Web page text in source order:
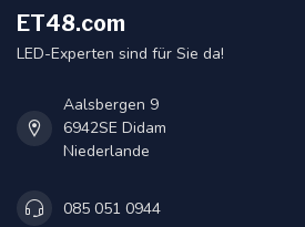
ET48.com
LED-Experten sind für Sie da!
Aalsbergen 9
6942SE Didam
Niederlande
085 051 0944